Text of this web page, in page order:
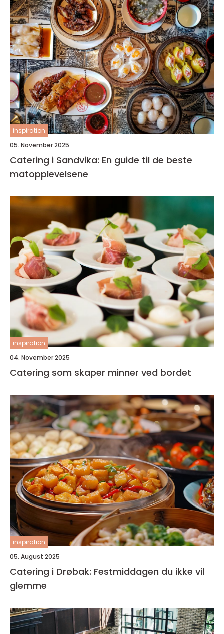
inspiration
05. November 2025
Catering i Sandvika: En guide til de beste
matopplevelsene
inspiration
04. November 2025
Catering som skaper minner ved bordet
inspiration
05. August 2025
Catering i Drøbak: Festmiddagen du ikke vil
glemme